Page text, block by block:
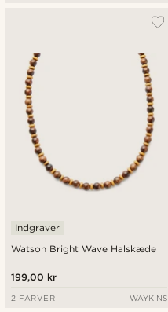
Watson Bright Wave Halskæde
Indgraver
199,00 kr
2 FARVER WAYKINS